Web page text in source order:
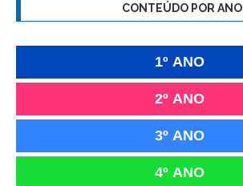
CONTEÚDO POR ANO
1º ANO
2º ANO
3º ANO
4º ANO